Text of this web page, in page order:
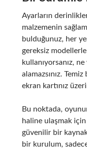
Ayarların
malzemenin
bulduğunuz, her
gereksiz
kullanıyorsanız,
alamazsınız.
ekran kartınız
Bu noktada,
haline ulaşmak için
güvenilir bir
bir kurulum,